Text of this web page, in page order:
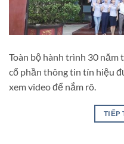
Toàn bộ hành trình 30
cổ phần thông tin tín hiệu
xem video để nắm rõ.
TIẾP